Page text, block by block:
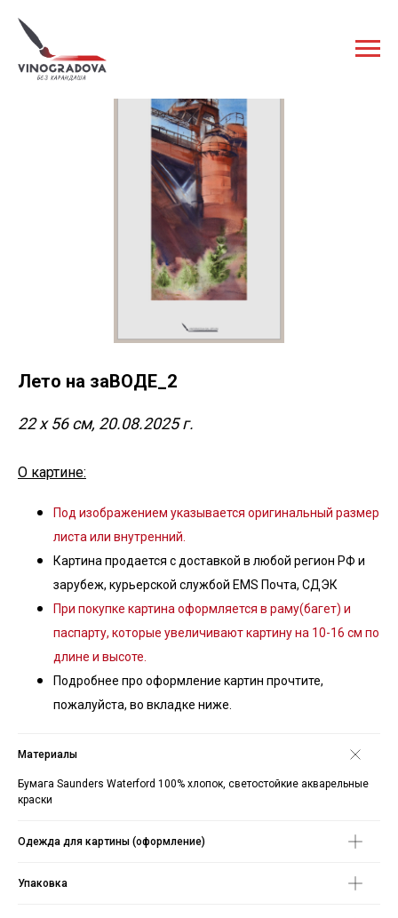
Лето на заВОДЕ_2
22 х 56 см, 20.08.2025 г.
О картине:
Под изображением указывается оригинальный размер
листа или внутренний.
Картина продается с доставкой в любой регион РФ и
зарубеж, курьерской службой EMS Почта, СДЭК
При покупке картина оформляется в раму(багет) и
паспарту, которые увеличивают картину на 10-16 см по
длине и высоте.
Подробнее про оформление картин прочтите,
пожалуйста, во вкладке ниже.
Материалы
Бумага Saunders Waterford 100% хлопок, светостойкие акварельные
краски
Одежда для картины (оформление)
Упаковка